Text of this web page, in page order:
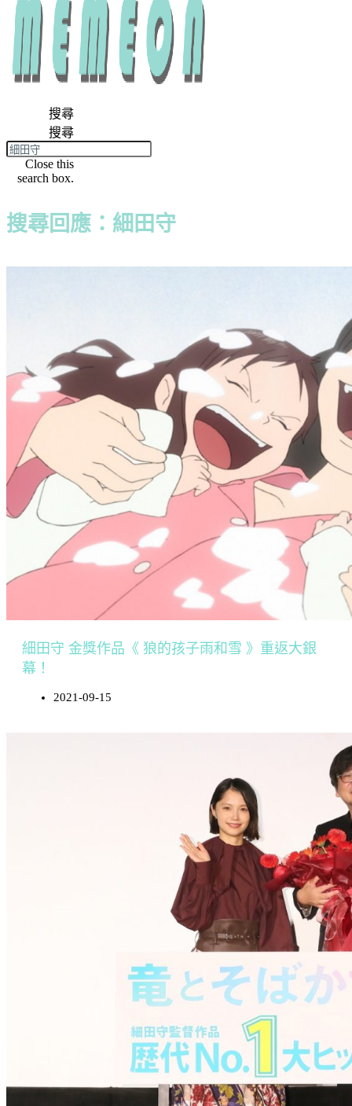
搜尋
搜尋
Close this
search box.
搜尋回應：細田守
細田守 金獎作品《 狼的孩子雨和雪 》重返大銀
幕！
2021-09-15